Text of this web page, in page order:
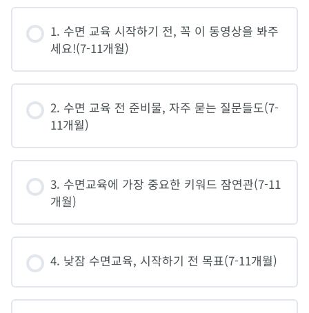
1. 수면 교육 시작하기 전, 꼭 이 동영상을 봐주
세요!(7-11개월)
2. 수면 교육 전 준비물, 자주 묻는 질문들도(7-
11개월)
3. 수면교육에 가장 중요한 키워드 잠연관(7-11
개월)
4. 낮잠 수면교육, 시작하기 전 목표(7-11개월)